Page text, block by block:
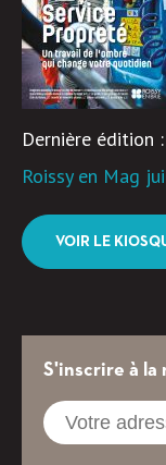
Dernière édition :
Roissy en Mag
VOIR LE
S'inscrire à la